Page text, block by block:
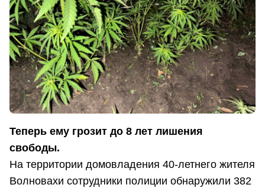
Теперь ему грозит до 8 лет лишения
свободы.
На территории домовладения 40-летнего жителя
Волновахи сотрудники полиции обнаружили 382